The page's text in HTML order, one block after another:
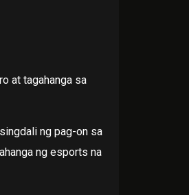
at tagahanga sa
ng pag-on sa
ng esports na